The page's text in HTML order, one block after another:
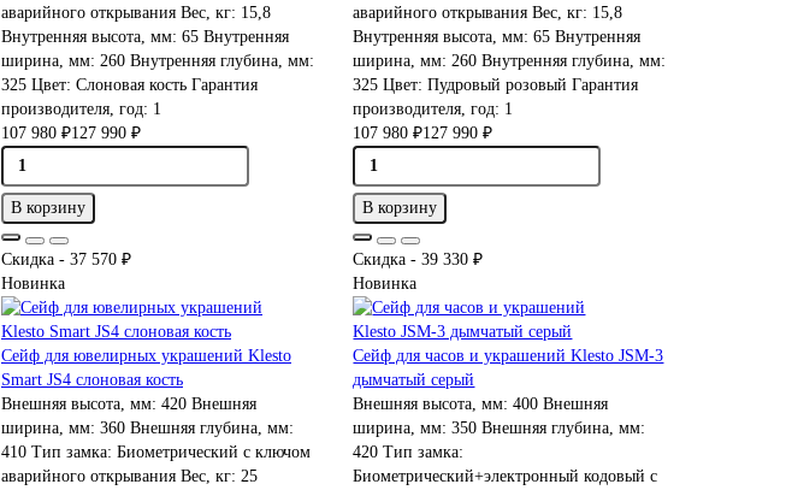
аварийного открыванияВес, кг: 15,8
Внутренняя высота, мм: 65Внутренняя
ширина, мм: 260Внутренняя глубина, мм:
325Цвет: Слоновая костьГарантия
производителя, год: 1
107 980 ₽127 990 ₽
В корзину
аварийного открывания Вес, кг: 15,8
Внутренняя высота, мм:65 Внутренняя
ширина, мм:260 Внутренняя глубина, мм:
325 Цвет:Пудровый розовый Гарантия
производителя, год: 1
107 980 ₽127 990 ₽
В корзину
Скидка - 37 570 ₽
Новинка
Сейф для ювелирных украшений Klesto
Smart JS4 слоновая кость
Внешняя высота, мм: 420Внешняя
ширина, мм: 360Внешняя глубина, мм:
410Тип замка: Биометрический с ключом
аварийного открыванияВес, кг: 25
Скидка - 39 330 ₽
Новинка
Сейф для часов и украшений Klesto JSM-3
дымчатый серый
Внешняя высота, мм:400 Внешняя
ширина, мм:350 Внешняя глубина, мм:
420 Тип замка:
Биометрический+электронный кодовый с